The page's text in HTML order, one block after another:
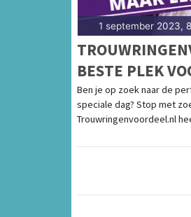
1 september 2023,
BESTE PLEK
TROUWRINGEN
Ben je op zoek naar de
speciale dag? Stop met
Trouwringenvoordeel.nl